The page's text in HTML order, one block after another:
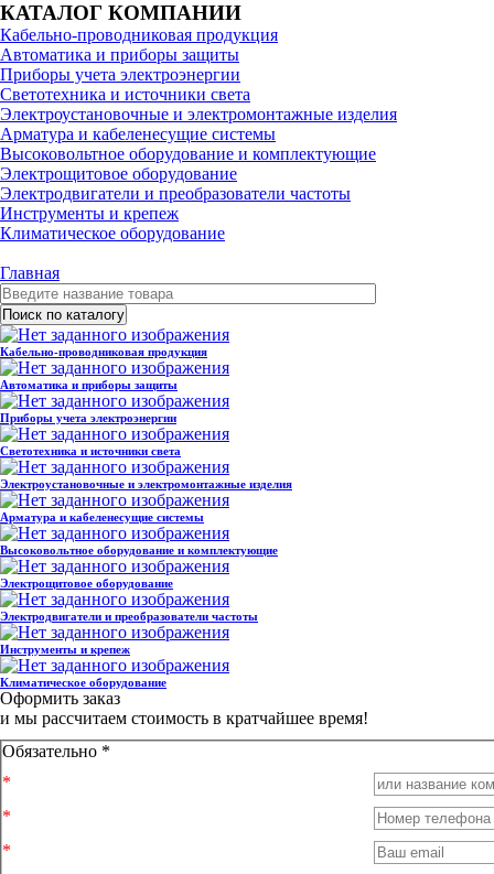
КАТАЛОГ КОМПАНИИ
Кабельно-проводниковая продукция
Автоматика и приборы защиты
Приборы учета электроэнергии
Светотехника и источники света
Электроустановочные и электромонтажные изделия
Арматура и кабеленесущие системы
Высоковольтное оборудование и комплектующие
Электрощитовое оборудование
Электродвигатели и преобразователи частоты
Инструменты и крепеж
Климатическое оборудование
Главная
Кабельно-проводниковая продукция
Автоматика и приборы защиты
Приборы учета электроэнергии
Светотехника и источники света
Электроустановочные и электромонтажные изделия
Арматура и кабеленесущие системы
Высоковольтное оборудование и комплектующие
Электрощитовое оборудование
Электродвигатели и преобразователи частоты
Инструменты и крепеж
Климатическое оборудование
Оформить заказ
и мы рассчитаем стоимость в кратчайшее время!
Обязательно *